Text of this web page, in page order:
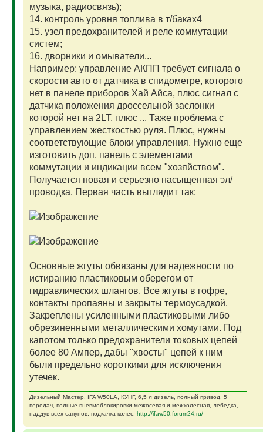
музыка, радиосвязь);
14. контроль уровня топлива в т/баках4
15. узел предохранителей и реле коммутации
систем;
16. дворники и омыватели...
Например: управление АКПП требует сигнала о
скорости авто от датчика в спидометре, которого
нет в панеле приборов Хай Айса, плюс сигнал с
датчика положения дроссельной заслонки
которой нет на 2LT, плюс ... Таже проблема с
управлением жесткостью руля. Плюс, нужны
соответствующие блоки управления. Нужно еще
изготовить доп. панель с элементами
коммутации и индикации всем "хозяйством".
Получается новая и серьезно насыщенная эл/
проводка. Первая часть выглядит так:
Основные жгуты обвязаны для надежности по
истиранию пластиковым оберегом от
гидравлических шлангов. Все жгуты в гофре,
контакты пропаяны и закрыты термоусадкой.
Закреплены усиленными пластиковыми либо
обрезиненными металлическими хомутами. Под
капотом только предохранители токовых цепей
более 80 Ампер, дабы "хвосты" цепей к ним
были предельно короткими для исключения
утечек.
Дизельный Мастер. IFA W50LA, КУНГ, 6,5 л дизель, полный привод, 5
передач, полные пневмоблокировки межосевая и межколесная, лебедка,
наддув всех сапунов, подкачка колес. http://ifaw50.forum24.ru/